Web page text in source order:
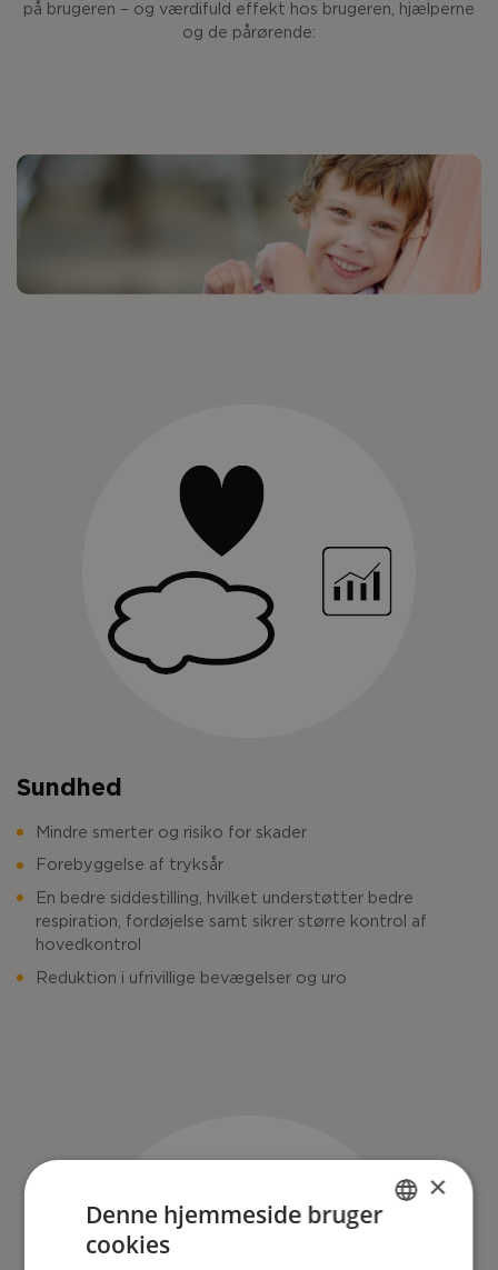
på brugeren – og værdifuld effekt hos brugeren, hjælperne
og de pårørende:
Sundhed
Mindre smerter og risiko for skader
Forebyggelse af tryksår
En bedre siddestilling, hvilket understøtter bedre
respiration, fordøjelse samt sikrer større kontrol af
hovedkontrol
Reduktion i ufrivillige bevægelser og uro
×
Denne hjemmeside bruger
cookies